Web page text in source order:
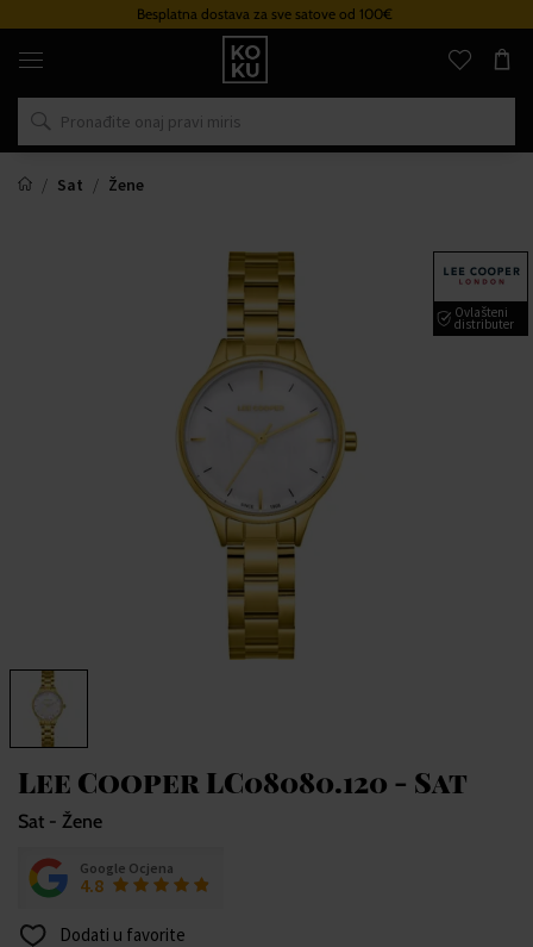
Besplatna dostava za sve satove od 100€
Originalni
parfemi
satovi
na
mjestu
Sat
Žene
Ovlašteni
distributer
Lee Cooper LC08080.120 - Sat
Sat - Žene
Google Ocjena
4.8
Dodati u favorite